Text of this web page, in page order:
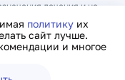
политику их
сайт лучше.
и многое
лечения и не
Договор оферты